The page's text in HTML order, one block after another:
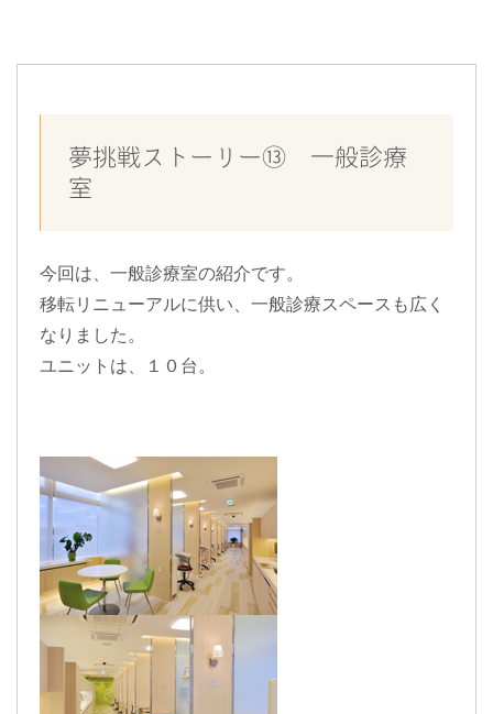
夢挑戦ストーリー⑬ 一般診療
室
今回は、 一般診療室の紹介です。
移転リニューアルに供い、 一般診療スペース も 広く
なりました。
ユニット は、 １０台 。